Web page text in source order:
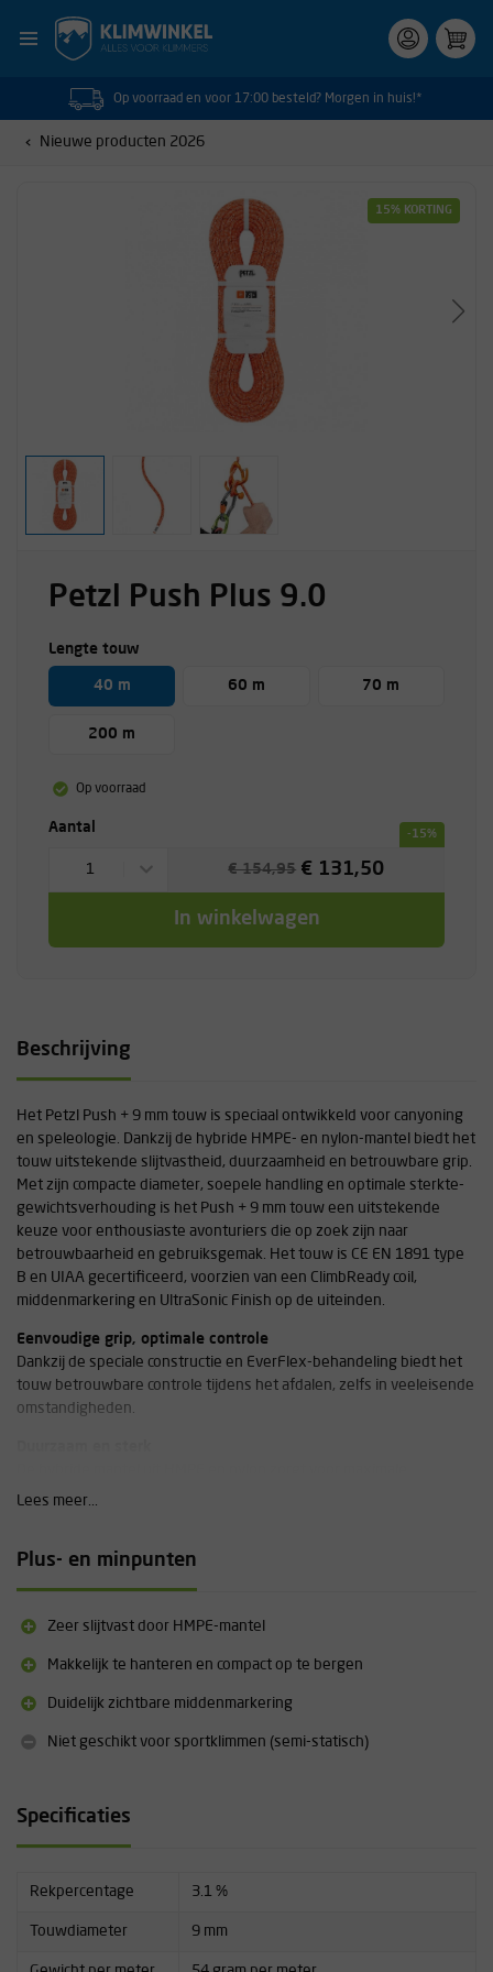
Op voorraad en voor 17:00 besteld? Morgen in huis!*
Nieuwe producten 2026
15% KORTING
Petzl Push Plus 9.0
Lengte touw
40 m 60 m 70 m
200 m
Op voorraad
Aantal -15%
1 € 154,95 € 131,50
In winkelwagen
Beschrijving
Het Petzl Push + 9 mm touw is speciaal ontwikkeld voor canyoning
en speleologie. Dankzij de hybride HMPE- en nylon-mantel biedt het
touw uitstekende slijtvastheid, duurzaamheid en betrouwbare grip.
Met zijn compacte diameter, soepele handling en optimale sterkte-
gewichtsverhouding is het Push + 9 mm touw een uitstekende
keuze voor enthousiaste avonturiers die op zoek zijn naar
betrouwbaarheid en gebruiksgemak. Het touw is CE EN 1891 type
B en UIAA gecertificeerd, voorzien van een ClimbReady coil,
middenmarkering en UltraSonic Finish op de uiteinden.
Eenvoudige grip, optimale controle
Dankzij de speciale constructie en EverFlex-behandeling biedt het
touw betrouwbare controle tijdens het afdalen, zelfs in veeleisende
omstandigheden.
slijtvastheid en lange levensduur. Het touw behoudt zijn flexibiliteit
Aanvullende informatie
Diameter: 9,0 mm
Gewicht: 54 g/m
Middenmarkering: Ja
Aantal UIAA normvallen: 10
Belangrijk: dit touw is niet geschikt voor sportklimmen of andere
Lees meer...
Plus- en minpunten
Zeer slijtvast door HMPE-mantel
Makkelijk te hanteren en compact op te bergen
Duidelijk zichtbare middenmarkering
Niet geschikt voor sportklimmen (semi-statisch)
Specificaties
Rekpercentage 3.1 %
Touwdiameter 9 mm